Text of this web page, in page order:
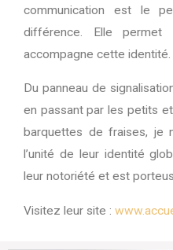
communication est le
différence. Elle permet
accompagne cette identité.
Du panneau de
en passant par les petits
barquettes de fraises, je
l’unité de leur identité
leur notoriété et est
Visitez leur site :